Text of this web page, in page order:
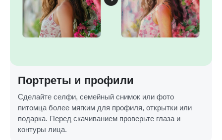
Портреты и профили
Сделайте селфи, семейный снимок или фото
питомца более мягким для профиля, открытки или
подарка. Перед скачиванием проверьте глаза и
контуры лица.